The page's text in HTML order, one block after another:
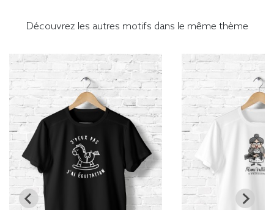
Découvrez les autres motifs dans le même thème